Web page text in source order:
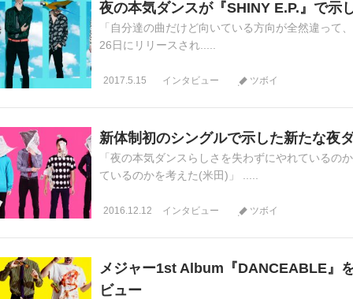
夜の本気ダンスが『SHINY E.P.』で示
「自分達の曲だけど向いている方向が全然違っ
26日にリリースされ.....
2017.5.15 インタビュー ツボイ
新体制初のシングルで示した新たな夜
「夜の本気ダンスらしさを失わずにやれているの
ているのかを考えた(米田)」 .....
2016.12.12 インタビュー ツボイ
メジャー1st Album『DANCEABLE』
ビュー